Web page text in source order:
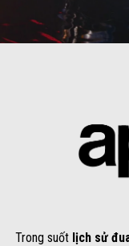
Trong suốt lịch sử